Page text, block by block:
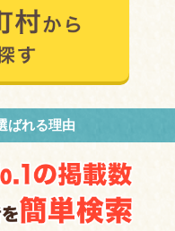
ばれる理由